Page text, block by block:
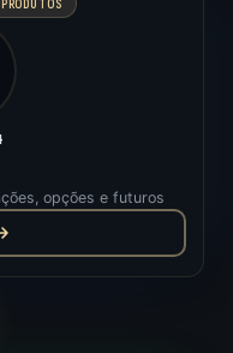
opções e futuros